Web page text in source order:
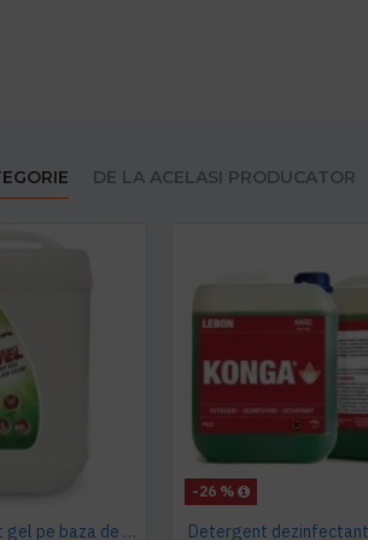
DE LA ACELASI PRODUCATOR
JAVEL - igienizant gel pe baza de clor 5 L AQAS
-26 %